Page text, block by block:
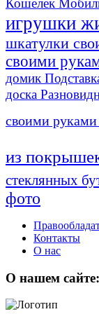
Кошелек
игрушки
шкатулки
своими
домик
доска
своими руками
из
стеклянных
фото
Контакты
О нас
О нашем сайте: